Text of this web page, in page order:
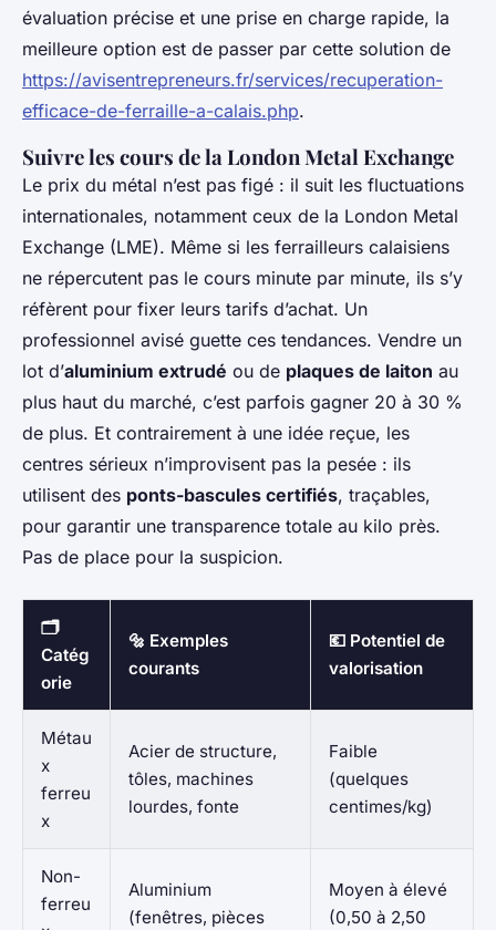
évaluation précise et une prise en charge rapide, la
meilleure option est de passer par cette solution de
https://avisentrepreneurs.fr/services/recuperation-
efficace-de-ferraille-a-calais.php.
Suivre les cours de la London Metal Exchange
Le prix du métal n’est pas figé : il suit les fluctuations
internationales, notamment ceux de la London Metal
Exchange (LME). Même si les ferrailleurs calaisiens
ne répercutent pas le cours minute par minute, ils s’y
réfèrent pour fixer leurs tarifs d’achat. Un
professionnel avisé guette ces tendances. Vendre un
lot d’aluminium extrudé ou de plaques de laiton au
plus haut du marché, c’est parfois gagner 20 à 30 %
de plus. Et contrairement à une idée reçue, les
centres sérieux n’improvisent pas la pesée : ils
utilisent des ponts-bascules certifiés, traçables,
pour garantir une transparence totale au kilo près.
Pas de place pour la suspicion.
🗂️
Catég
orie
🔩 Exemples
courants
💶 Potentiel de
valorisation
Métau
x
ferreu
x
Acier de structure,
tôles, machines
lourdes, fonte
Faible
(quelques
centimes/kg)
Non-
ferreu
Aluminium
(fenêtres, pièces
Moyen à élevé
(0,50 à 2,50